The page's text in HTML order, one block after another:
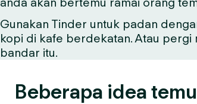
n
d
Gunakan Tinder untuk padan
kopi di kafe berdekatan. Atau
bandar itu.
Beberapa idea